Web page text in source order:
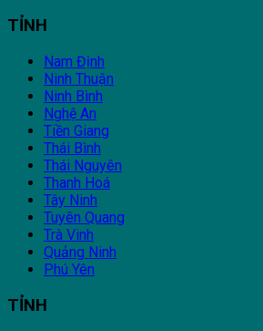
TỈNH
Nam Định
Ninh Thuận
Ninh Bình
Nghệ An
Tiền Giang
Thái Bình
Thái Nguyên
Thanh Hoá
Tây Ninh
Tuyên Quang
Trà Vinh
Quảng Ninh
Phú Yên
TỈNH